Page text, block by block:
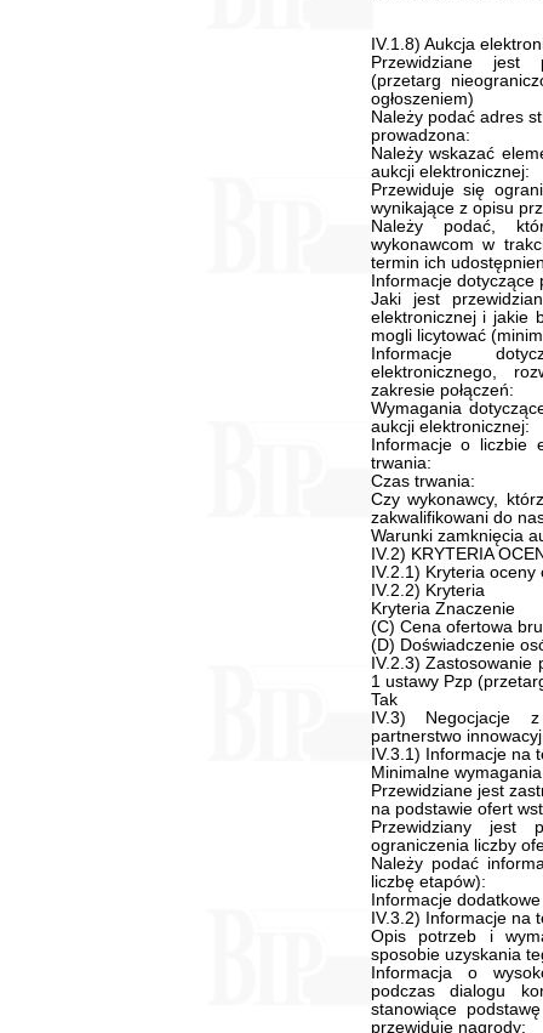
IV.1.8) Aukcja
Przewidziane jest
(przetarg
ogłoszeniem)
Należy podać adres
prowadzona:
Należy wskazać
aukcji elektronicznej:
Przewiduje się
wynikające z opisu
Należy podać,
wykonawcom w
termin ich
Informacje
Jaki jest
elektronicznej i jakie
mogli licytować
Informacje
elektronicznego,
zakresie połączeń:
Wymagania
aukcji elektronicznej:
Informacje o liczbie
trwania:
Czas trwania:
Czy wykonawcy,
zakwalifikowani do
Warunki zamknięcia
IV.2) KRYTERIA
IV.2.1) Kryteria oceny
IV.2.2) Kryteria
Kryteria Znaczenie
(C) Cena ofertowa
(D) Doświadczenie
IV.2.3)
1 ustawy Pzp
Tak
IV.3) Negocjacje
partnerstwo
IV.3.1) Informacje na
Minimalne
Przewidziane jest
na podstawie ofert
Przewidziany jest
ograniczenia liczby
Należy podać
liczbę etapów):
Informacje dodatkowe
IV.3.2) Informacje na
Opis potrzeb i
sposobie uzyskania
Informacja o
podczas dialogu
stanowiące
przewiduje nagrody: